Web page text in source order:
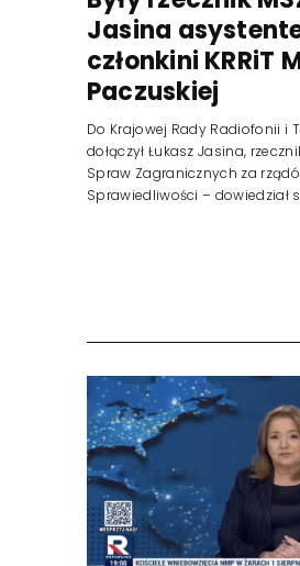
Jasina
członkini KRRiT
Paczuskiej
Do Krajowej Rady Radiofonii i
dołączył Łukasz Jasina,
Spraw Zagranicznych za
Sprawiedliwości – dowiedział